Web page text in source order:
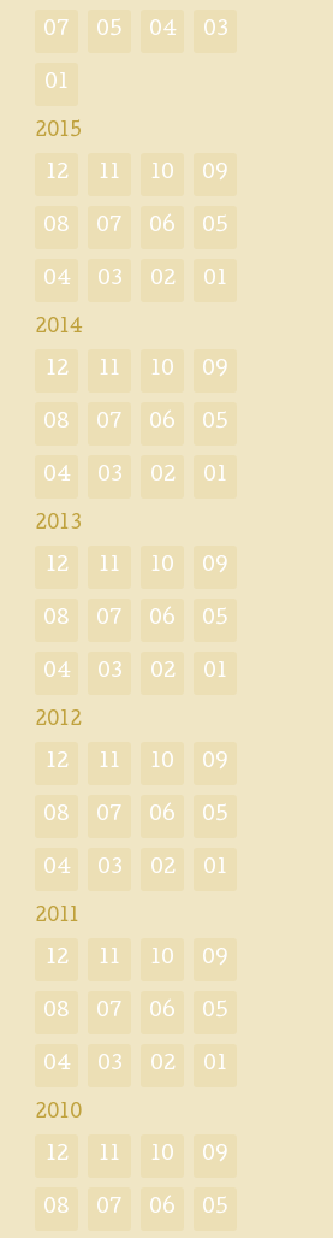
07 05 04 03
01
2015
12 11 10 09
08 07 06 05
04 03 02 01
2014
12 11 10 09
08 07 06 05
04 03 02 01
2013
12 11 10 09
08 07 06 05
04 03 02 01
2012
12 11 10 09
08 07 06 05
04 03 02 01
2011
12 11 10 09
08 07 06 05
04 03 02 01
2010
12 11 10 09
08 07 06 05